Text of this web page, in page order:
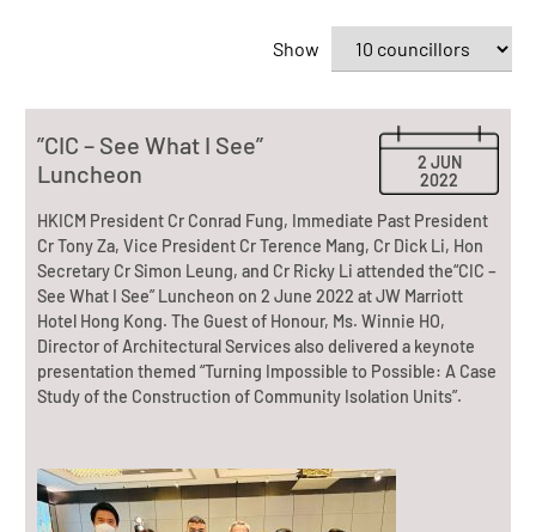
Show
2 JUN
2022
”CIC – See What I See”
Luncheon
HKICM President Cr Conrad Fung, Immediate Past President
Cr Tony Za, Vice President Cr Terence Mang, Cr Dick Li, Hon
Secretary Cr Simon Leung, and Cr Ricky Li attended the“CIC –
See What I See” Luncheon on 2 June 2022 at JW Marriott
Hotel Hong Kong. The Guest of Honour, Ms. Winnie HO,
Director of Architectural Services also delivered a keynote
presentation themed “Turning Impossible to Possible: A Case
Study of the Construction of Community Isolation Units”.